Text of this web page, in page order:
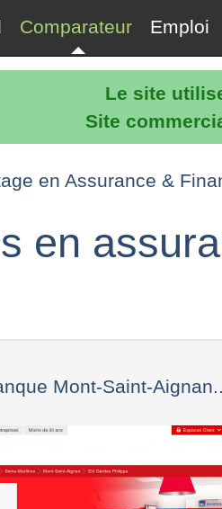
Le site
Site
Comparateur Emploi
en Assurance &
en
Mont-Saint-